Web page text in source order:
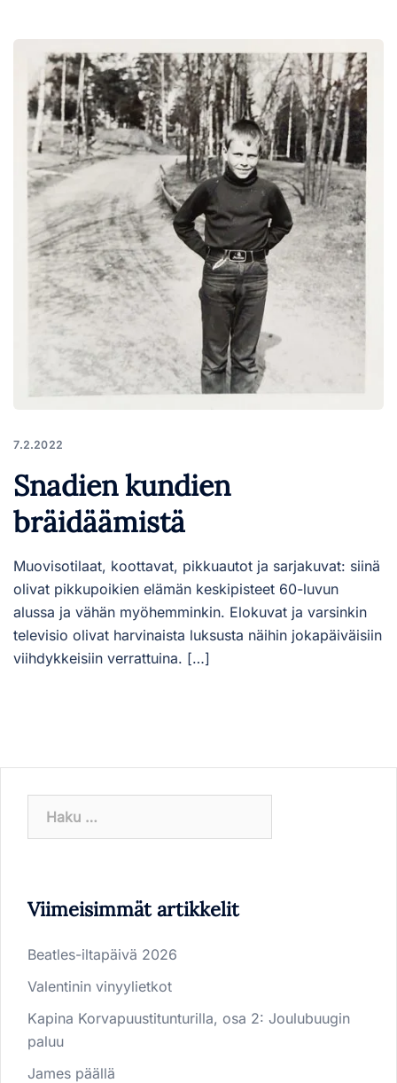
7.2.2022
Snadien kundien
bräidäämistä
Muovisotilaat, koottavat, pikkuautot ja sarjakuvat: siinä
olivat pikkupoikien elämän keskipisteet 60-luvun
alussa ja vähän myöhemminkin. Elokuvat ja varsinkin
televisio olivat harvinaista luksusta näihin jokapäiväisiin
viihdykkeisiin verrattuina. […]
Viimeisimmät artikkelit
Beatles-iltapäivä 2026
Valentinin vinyylietkot
Kapina Korvapuustitunturilla, osa 2: Joulubuugin
paluu
James päällä